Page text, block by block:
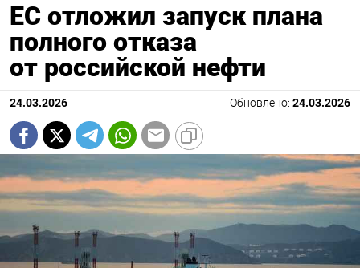
ЕС отложил запуск плана
полного отказа
от российской нефти
24.03.2026 Обновлено: 24.03.2026